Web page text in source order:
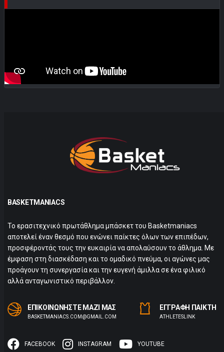
BASKETMANIACS
Το ερασιτεχνικό πρωτάθλημα μπάσκετ του Basketmaniacs
αποτελεί έναν θεσμό που ενώνει παίκτες όλων των επιπέδων,
προσφέροντάς τους την ευκαιρία να απολαύσουν το άθλημα. Με
έμφαση στη διασκέδαση και το ομαδικό πνεύμα, οι αγώνες μας
προάγουν τη συνεργασία και την ευγενή άμιλλα σε ένα φιλικό
αλλά ανταγωνιστικό περιβάλλον.
ΕΠΙΚΟΙΝΩΝΗΣΤΕ ΜΑΖΙ ΜΑΣ
BASKETMANIACS.COM@GMAIL.COM
ΕΓΓΡΑΦΗ ΠΑΙΚΤΗ
ΑTHLETESLINK
FACEBOOK INSTAGRAM YOUTUBE